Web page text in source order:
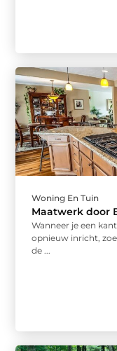
Woning En Tuin
Maatwerk door
Wanneer je een
opnieuw inricht,
de ...